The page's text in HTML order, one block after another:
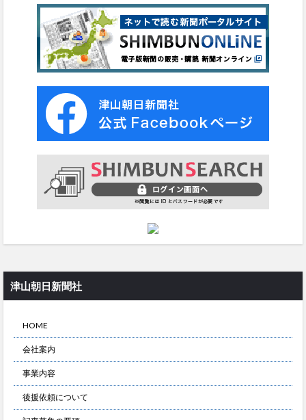
津山朝日新聞社
HOME
会社案内
事業内容
後援依頼について